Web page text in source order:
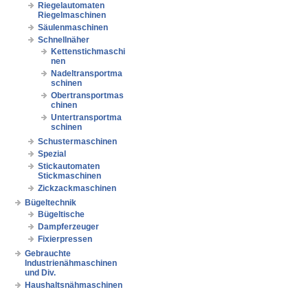
Riegelautomaten
Riegelmaschinen
Säulenmaschinen
Schnellnäher
Kettenstichmaschi
nen
Nadeltransportma
schinen
Obertransportmas
chinen
Untertransportma
schinen
Schustermaschinen
Spezial
Stickautomaten
Stickmaschinen
Zickzackmaschinen
Bügeltechnik
Bügeltische
Dampferzeuger
Fixierpressen
Gebrauchte
Industrienähmaschinen
und Div.
Haushaltsnähmaschinen